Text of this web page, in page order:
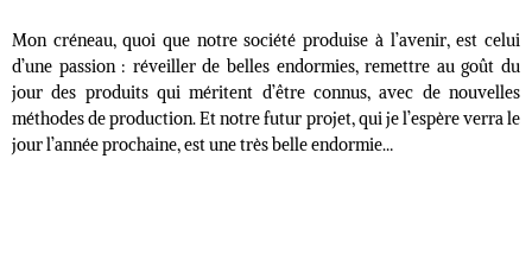
Mon créneau, quoi que notre société produise à l’avenir, est celui
d’une passion : réveiller de belles endormies, remettre au goût du
jour des produits qui méritent d’être connus, avec de nouvelles
méthodes de production. Et notre futur projet, qui je l’espère verra le
jour l’année prochaine, est une très belle endormie…